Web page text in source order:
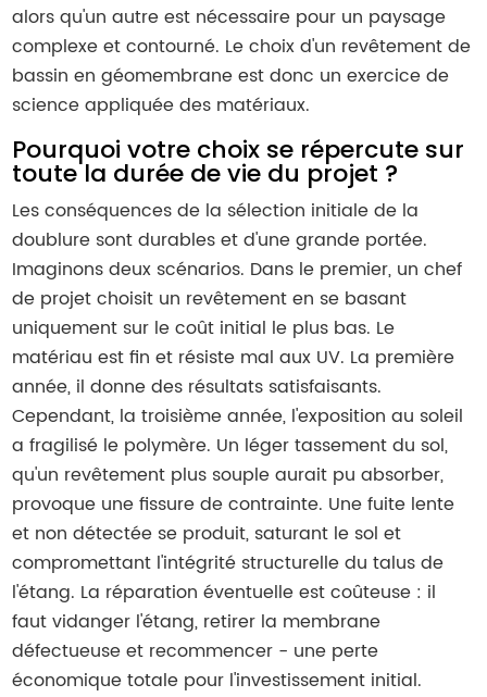
alors qu'un autre est nécessaire pour un paysage
complexe et contourné. Le choix d'un revêtement de
bassin en géomembrane est donc un exercice de
science appliquée des matériaux.
Pourquoi votre choix se répercute sur
toute la durée de vie du projet ?
Les conséquences de la sélection initiale de la
doublure sont durables et d'une grande portée.
Imaginons deux scénarios. Dans le premier, un chef
de projet choisit un revêtement en se basant
uniquement sur le coût initial le plus bas. Le
matériau est fin et résiste mal aux UV. La première
année, il donne des résultats satisfaisants.
Cependant, la troisième année, l'exposition au soleil
a fragilisé le polymère. Un léger tassement du sol,
qu'un revêtement plus souple aurait pu absorber,
provoque une fissure de contrainte. Une fuite lente
et non détectée se produit, saturant le sol et
compromettant l'intégrité structurelle du talus de
l'étang. La réparation éventuelle est coûteuse : il
faut vidanger l'étang, retirer la membrane
défectueuse et recommencer - une perte
économique totale pour l'investissement initial.